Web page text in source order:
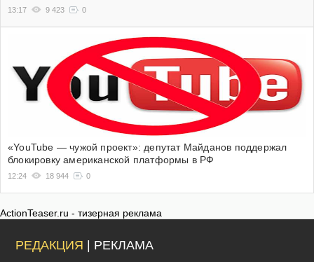
13:17 9 423 0
«YouTube — чужой проект»: депутат Майданов поддержал
блокировку американской платформы в РФ
12:24 18 944 0
ActionTeaser.ru - тизерная реклама
РЕДАКЦИЯ | РЕКЛАМА